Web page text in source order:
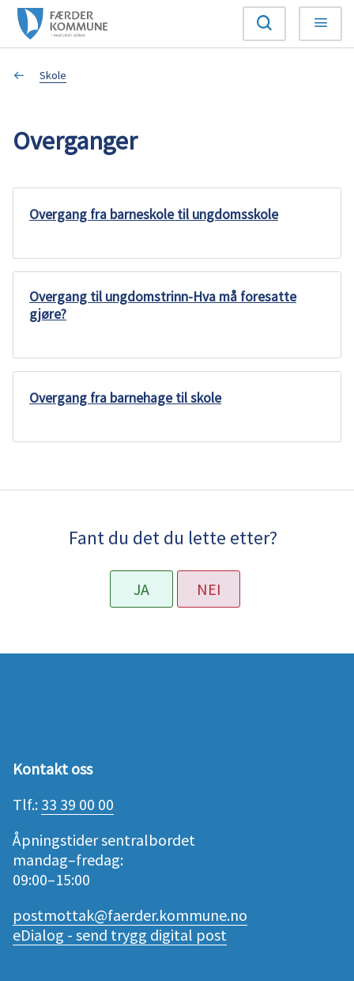
F
æ
d
e
r
o
m
u
n
e
Søk Meny
Du
her:
Skole
Overganger
Overgang fra barneskole til ungdomsskole
Overgang til ungdomstrinn-Hva må foresatte
gjøre?
Overgang fra barnehage til skole
Fant du det du lette etter?
JA NEI
Kontakt oss
Tlf.: 33 39 00 00
Åpningstider sentralbordet
mandag–fredag:
09:00–15:00
postmottak@faerder.kommune.no
eDialog - send trygg digital post